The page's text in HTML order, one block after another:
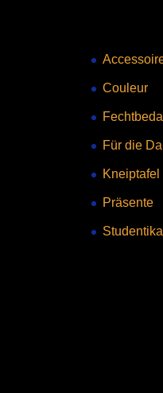
Couleur
Für die
Kneiptafel
Präsente
Studentika